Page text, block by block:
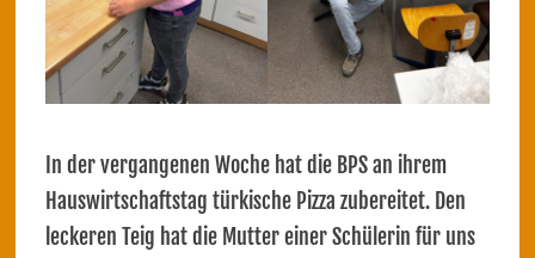
In der vergangenen Woche hat die BPS an ihrem
Hauswirtschaftstag türkische Pizza zubereitet. Den
leckeren Teig hat die Mutter einer Schülerin für uns